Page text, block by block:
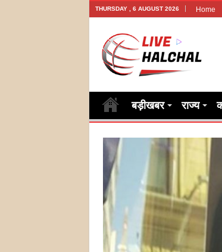
THURSDAY , 6 AUGUST 2026 Home
बड़ीखबर राज्य